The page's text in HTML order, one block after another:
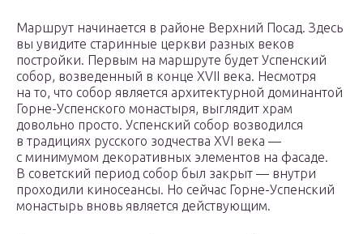
Маршрут начинается в районе Верхний Посад. Здесь
вы увидите старинные церкви разных веков
постройки. Первым на маршруте будет Успенский
собор, возведенный в конце XVII века. Несмотря
на то, что собор является архитектурной доминантой
Горне-Успенского монастыря, выглядит храм
довольно просто. Успенский собор возводился
в традициях русского зодчества XVI века —
с минимумом декоративных элементов на фасаде.
В советский период собор был закрыт — внутри
проходили киносеансы. Но сейчас Горне-Успенский
монастырь вновь является действующим.